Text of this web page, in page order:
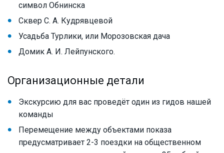
символ Обнинска
Сквер С. А. Кудрявцевой
Усадьба Турлики, или Морозовская дача
Домик А. И. Лейпунского.
Организационные детали
Экскурсию для вас проведёт один из гидов нашей
команды
Перемещение между объектами показа
предусматривает 2-3 поездки на общественном